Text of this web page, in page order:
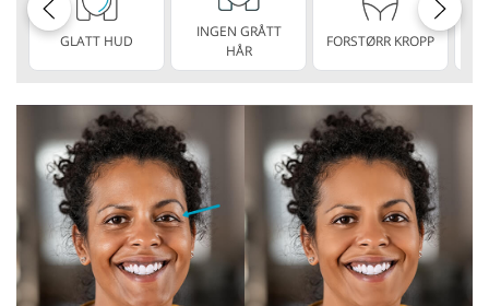
GLATT HUD
INGEN GRÅTT
HÅR
FORSTØRR KROPP